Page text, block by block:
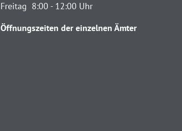
Freitag 8:00 - 12:00 Uhr
Öffnungszeiten der einzelnen Ämter